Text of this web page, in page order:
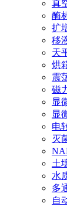
真
酶
扩
移
天
烘
震
磁
显
显
电
灭
土
水
多
自